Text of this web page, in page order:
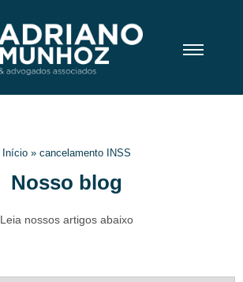
Início» cancelamento INSS
Nosso blog
Leia nossos artigos abaixo